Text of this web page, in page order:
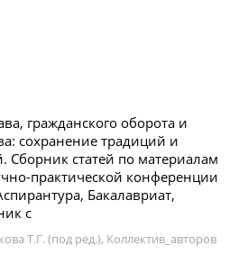
гражданского оборота и
сохранение традиций и
Сборник статей по материалам
практической конференции
Бакалавриат,
с
Т.Г. (под ред.), Коллектив_авторов